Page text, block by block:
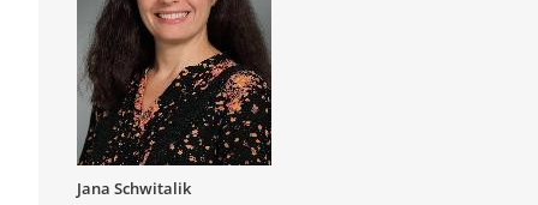
Jana Schwitalik